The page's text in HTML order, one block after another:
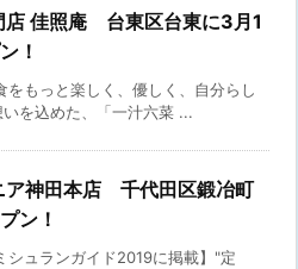
店 佳照庵 台東区台東に3月1
！
をもっと楽しく、優しく、自分らし
いを込めた、「一汁六菜 ...
ア神田本店 千代田区鍛冶町
ン！
シュランガイド2019に掲載】"定